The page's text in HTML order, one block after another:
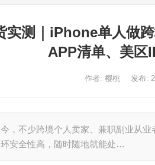
实测｜iPhone单人做
APP清单、美区
作者: 樱桃 发布:
，不少跨境个人卖家、兼职副业从
安全性高，随时随地就能处…